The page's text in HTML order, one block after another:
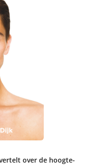
over de hoogte-